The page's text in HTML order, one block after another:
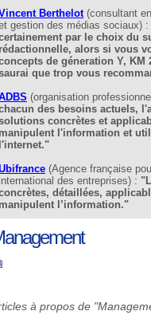
Berthelot(consultant
gestion des médias sociaux) :
par le choix du
rédactionnelle, alors si vous
de géneration Y, KM
que trop vous
(organisation
des besoins actuels,
concrètes et
manipulent l'information et
l'internet."
(Agence française
international des entreprises) :
détaillées,
manipulent l’information."
à propos de